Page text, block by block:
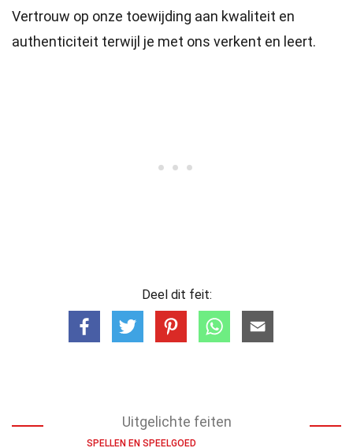
Vertrouw op onze toewijding aan kwaliteit en
authenticiteit terwijl je met ons verkent en leert.
Deel dit feit:
Uitgelichte feiten
SPELLEN EN SPEELGOED